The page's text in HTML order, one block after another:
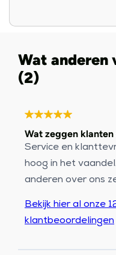
Wat anderen
(2)
Wat zeggen
Service en
hoog in het
anderen over ons
Bekijk hier al onze
klantbeoordelingen